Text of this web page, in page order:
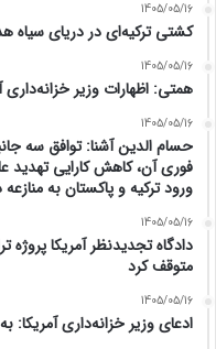
1405/05/16
کشتی ترکیه‌ای در دریای سیاه
1405/05/16
همتی: اظهارات وزیر
1405/05/16
حسام الدین آشنا: توافق سه
فوری آن، کاهش کارایی تهدید
ورود ترکیه و پاکستان به
1405/05/16
دادگاه تجدیدنظر آمریکا
متوقف کرد
1405/05/16
ادعای وزیر خزانه‌داری آمریکا: